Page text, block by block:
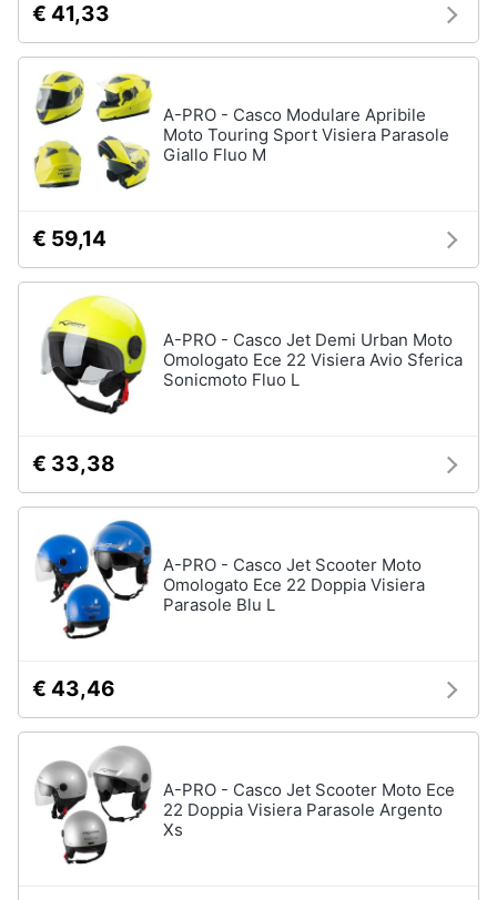
€ 41,33
A-PRO - Casco Modulare Apribile
Moto Touring Sport Visiera Parasole
Giallo Fluo M
€ 59,14
A-PRO - Casco Jet Demi Urban Moto
Omologato Ece 22 Visiera Avio Sferica
Sonicmoto Fluo L
€ 33,38
A-PRO - Casco Jet Scooter Moto
Omologato Ece 22 Doppia Visiera
Parasole Blu L
€ 43,46
A-PRO - Casco Jet Scooter Moto Ece
22 Doppia Visiera Parasole Argento
Xs